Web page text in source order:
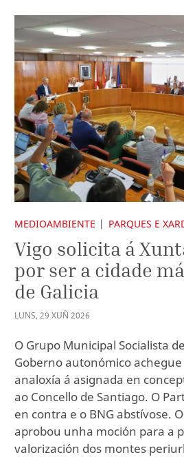
MEDIOAMBIENTE PARQUES E
Vigo solicita á
por ser a cidade
de Galicia
LUNS, 29 XUÑ 2026
O Grupo Municipal Socialista
Goberno autonómico
analoxía á asignada en
ao Concello de Santiago. O
en contra e o BNG abstívose.
aprobou unha moción para a
valorización dos montes